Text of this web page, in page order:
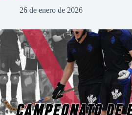
26 de enero de 2026